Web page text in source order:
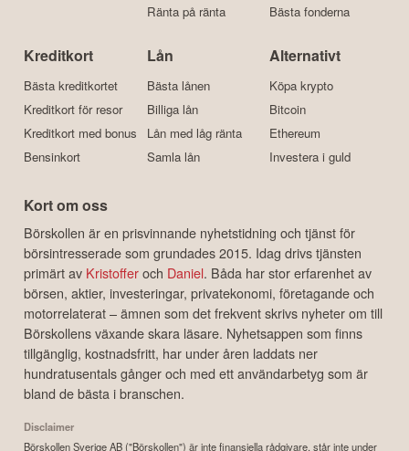
Ränta på ränta
Bästa fonderna
Kreditkort
Bästa kreditkortet
Kreditkort för resor
Kreditkort med bonus
Bensinkort
Lån
Bästa lånen
Billiga lån
Lån med låg ränta
Samla lån
Alternativt
Köpa krypto
Bitcoin
Ethereum
Investera i guld
Kort om oss
Börskollen är en prisvinnande nyhetstidning och tjänst för
börsintresserade som grundades 2015. Idag drivs tjänsten
primärt av Kristofferoch Daniel. Båda har stor erfarenhet av
börsen, aktier, investeringar, privatekonomi, företagande och
motorrelaterat – ämnen som det frekvent skrivs nyheter om till
Börskollens växande skara läsare. Nyhetsappen som finns
tillgänglig, kostnadsfritt, har under åren laddats ner
hundratusentals gånger och med ett användarbetyg som är
bland de bästa i branschen.
Disclaimer
Börskollen Sverige AB ("Börskollen") är inte finansiella rådgivare, står inte under